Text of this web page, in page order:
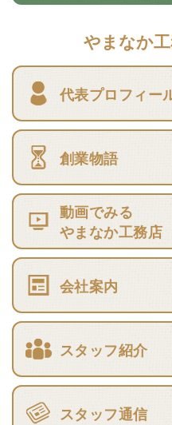
やまなか
代表プロフィー
創業物語
動画でみる
やまなか工務店
会社案内
スタッフ紹介
スタッフ通信